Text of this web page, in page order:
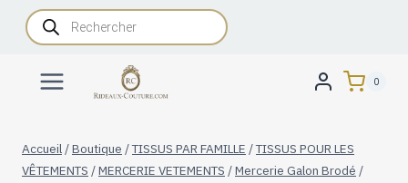
AllerRecherche
de
produits
0
Accueil /Boutique /TISSUS PAR FAMILLE /TISSUS POUR LES
VÊTEMENTS /MERCERIE VETEMENTS /Mercerie Galon Brodé /